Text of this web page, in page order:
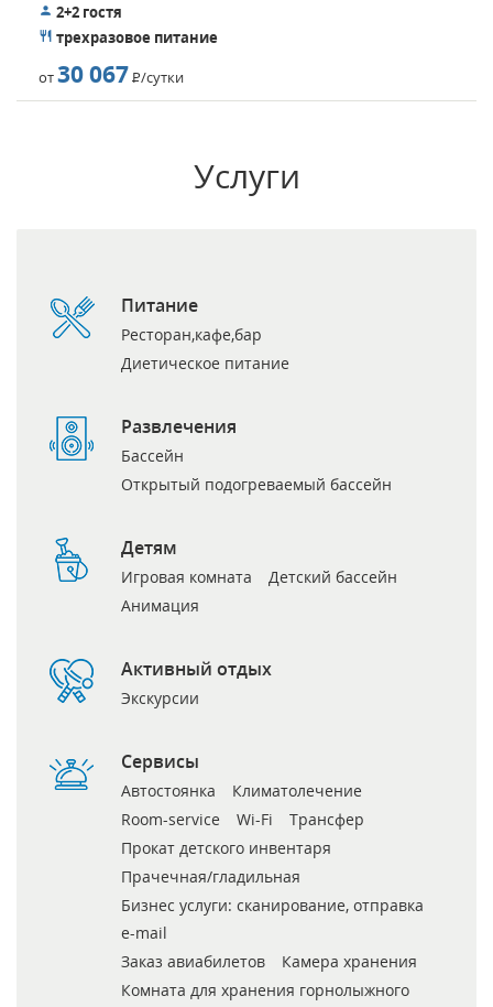
2+2 гостя
трехразовое питание
от30 067Р/сутки
Услуги
Питание
Ресторан,кафе,бар
Диетическое питание
Развлечения
Бассейн
Открытый подогреваемый бассейн
Детям
Игровая комната
Детский бассейн
Анимация
Активный отдых
Экскурсии
Сервисы
Автостоянка
Климатолечение
Room-service
Wi-Fi
Трансфер
Прокат детского инвентаря
Прачечная/гладильная
Бизнес услуги: сканирование, отправка
e-mail
Заказ авиабилетов
Камера хранения
Комната для хранения горнолыжного